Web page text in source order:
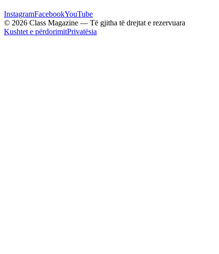
InstagramFacebookYouTube
© 2026 Class Magazine — Të gjitha të drejtat e rezervuara
Kushtet e përdorimitPrivatësia